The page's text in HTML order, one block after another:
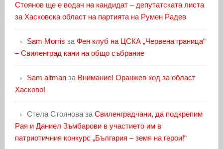
Стоянов ще е водач на кандидат – депутатската листа
за Хасковска област на партията на Румен Радев
Sam Morris за Фен клуб на ЦСКА „Червена граница“
– Свиленград кани на общо събрание
Sam altmanза Внимание! Оранжев код за област
Хасково!
Стела Стояноваза Свиленградчани, да подкрепим
Рая и Даниел Зъмбарови в участието им в
патриотичния конкурс „България – земя на герои!“